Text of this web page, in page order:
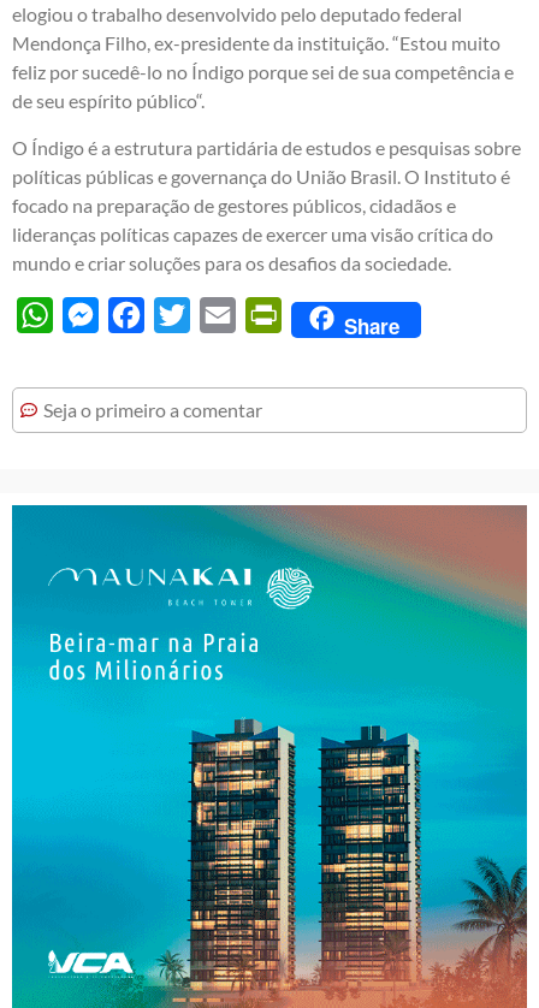
elogiou o trabalho desenvolvido pelo deputado federal
Mendonça Filho, ex-presidente da instituição. “Estou muito
feliz por sucedê-lo no Índigo porque sei de sua competência e
de seu espírito público“.
O Índigo é a estrutura partidária de estudos e pesquisas sobre
políticas públicas e governança do União Brasil. O Instituto é
focado na preparação de gestores públicos, cidadãos e
lideranças políticas capazes de exercer uma visão crítica do
mundo e criar soluções para os desafios da sociedade.
WhatsAppMessengerFacebook
Twitter Email PrintFriendly
Share
Seja o primeiro a comentar